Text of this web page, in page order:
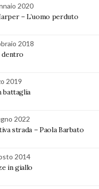
2020
– L’uomo perduto
2018
dentro
2019
battaglia
2022
strada – Paola Barbato
2014
in giallo